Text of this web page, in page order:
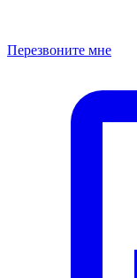
Перезвоните мне